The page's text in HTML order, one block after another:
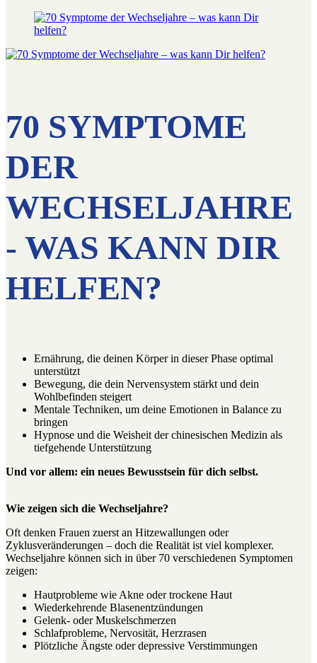
70 SYMPTOME
DER
WECHSELJAHRE
- WAS KANN DIR
HELFEN?
Ernährung, die deinen Körper in dieser Phase optimal
unterstützt
Bewegung, die dein Nervensystem stärkt und dein
Wohlbefinden steigert
Mentale Techniken, um deine Emotionen in Balance zu
bringen
Hypnose und die Weisheit der chinesischen Medizin als
tiefgehende Unterstützung
Und vor allem: ein neues Bewusstsein für dich selbst.
Wie zeigen sich die Wechseljahre?
Oft denken Frauen zuerst an Hitzewallungen oder
Zyklusveränderungen – doch die Realität ist viel komplexer.
Wechseljahre können sich in über 70 verschiedenen Symptomen
zeigen:
Hautprobleme wie Akne oder trockene Haut
Wiederkehrende Blasenentzündungen
Gelenk- oder Muskelschmerzen
Schlafprobleme, Nervosität, Herzrasen
Plötzliche Ängste oder depressive Verstimmungen